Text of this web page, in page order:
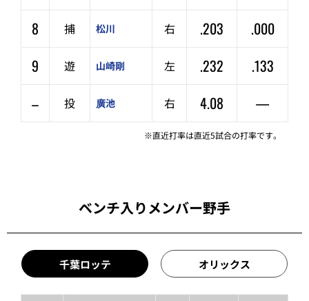
8
捕 松川 右 .203
.000
9
遊 山崎剛 左 .232
.133
–
投 廣池 右 4.08 —
※直近打率は直近5試合の打率です。
ベンチ入りメンバー野手
千葉ロッテ オリックス